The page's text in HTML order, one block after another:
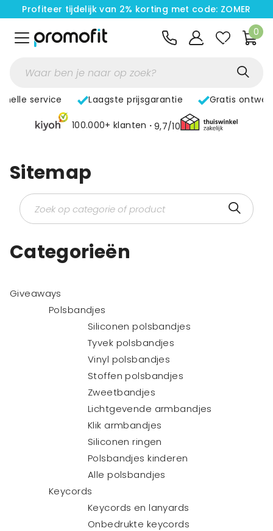
Profiteer tijdelijk van 2% korting met code: ZOMER
0
Snelle service Laagste prijsgarantie Gratis
100.000+ klanten 9,7/10
Sitemap
Categorieën
Giveaways
Polsbandjes
Siliconen polsbandjes
Tyvek polsbandjes
Vinyl polsbandjes
Stoffen polsbandjes
Zweetbandjes
Lichtgevende armbandjes
Klik armbandjes
Siliconen ringen
Polsbandjes kinderen
Alle polsbandjes
Keycords
Keycords en lanyards
Onbedrukte keycords